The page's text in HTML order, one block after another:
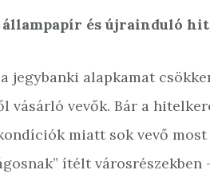
állampapír és újrainduló
jegybanki alapkamat
vásárló vevők. Bár a
miatt sok vevő
ítélt